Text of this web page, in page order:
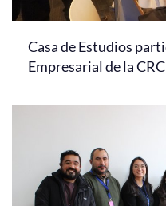
Casa de Estudios
Empresarial de la